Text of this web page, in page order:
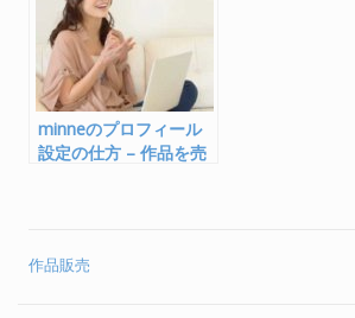
minneのプロフィール
設定の仕方 – 作品を売
作品販売